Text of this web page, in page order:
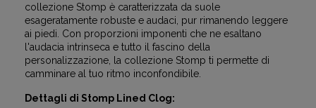
collezione Stomp è caratterizzata da suole
esageratamente robuste e audaci, pur rimanendo leggere
ai piedi. Con proporzioni imponenti che ne esaltano
l'audacia intrinseca e tutto il fascino della
personalizzazione, la collezione Stomp ti permette di
camminare al tuo ritmo inconfondibile.
Dettagli di Stomp Lined Clog: